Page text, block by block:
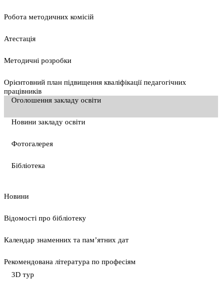
Pобота методичних комісій
Атестація
Методичні розробки
Орієнтовний план підвищення кваліфікації педагогічних
працівників
Оголошення закладу освіти
Новини закладу освіти
Фотогалерея
Бібліотека
Новини
Відомості про бібліотеку
Календар знаменних та пам’ятних дат
Рекомендована література по професіям
3D тур